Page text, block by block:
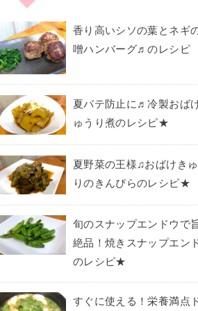
香り高いシソの葉とネギ
噌ハンバーグ♬のレシピ
夏バテ防止に♬冷製おば
ゅうり煮のレシピ★
夏野菜の王様♫おばけきゅ
りのきんぴらのレシピ★
旬のスナップエンドウで
絶品！焼きスナップエン
のレシピ★
すぐに使える！栄養満点